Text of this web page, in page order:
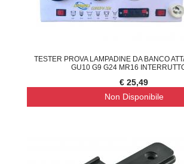
TESTER PROVA LAMPADINE DA BANCO
GU10 G9 G24 MR16
€ 25,49
Non Disponibile